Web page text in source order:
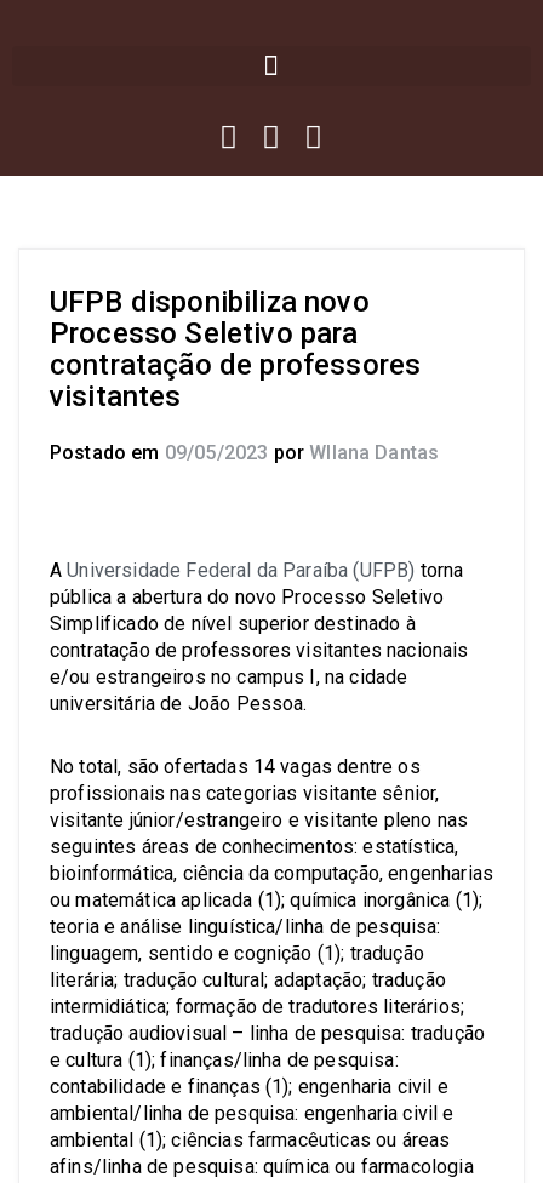
UFPB disponibiliza novo
Processo Seletivo para
contratação de professores
visitantes
Postado em 09/05/2023 por Wllana Dantas
AUniversidade Federal da Paraíba (UFPB) torna
pública a abertura do novo Processo Seletivo
Simplificado de nível superior destinado à
contratação de professores visitantes nacionais
e/ou estrangeiros no campus I, na cidade
universitária de João Pessoa.
No total, são ofertadas 14 vagas dentre os
profissionais nas categorias visitante sênior,
visitante júnior/estrangeiro e visitante pleno nas
seguintes áreas de conhecimentos: estatística,
bioinformática, ciência da computação, engenharias
ou matemática aplicada (1); química inorgânica (1);
teoria e análise linguística/linha de pesquisa:
linguagem, sentido e cognição (1); tradução
literária; tradução cultural; adaptação; tradução
intermidiática; formação de tradutores literários;
tradução audiovisual – linha de pesquisa: tradução
e cultura (1); finanças/linha de pesquisa:
contabilidade e finanças (1); engenharia civil e
ambiental/linha de pesquisa: engenharia civil e
ambiental (1); ciências farmacêuticas ou áreas
afins/linha de pesquisa: química ou farmacologia